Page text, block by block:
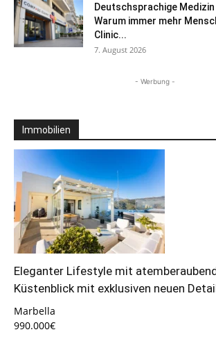
Deutschsprachige
Warum immer mehr
Clinic...
7. August 2026
- Werbung -
Immobilien
Eleganter Lifestyle mit
Küstenblick mit exklusiven neuen
Marbella
990.000€